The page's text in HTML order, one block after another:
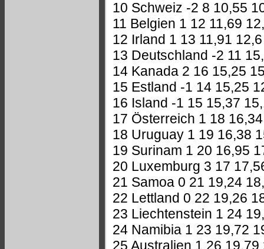
10 Schweiz -2 8 10,55
11 Belgien 1 12 11,69
12 Irland 1 13 11,91 12,6
13 Deutschland -2 11
14 Kanada 2 16 15,25
15 Estland -1 14 15,25
16 Island -1 15 15,37
17 Österreich 1 18
18 Uruguay 1 19 16,38
19 Surinam 1 20 16,95
20 Luxemburg 3 17
21 Samoa 0 21 19,24
22 Lettland 0 22 19,26
23 Liechtenstein 1 24
24 Namibia 1 23 19,72
25 Australien 1 26 19,79